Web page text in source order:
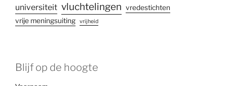
universiteit vluchtelingen vredestichten
vrije meningsuiting
vrijheid
Blijf op de hoogte